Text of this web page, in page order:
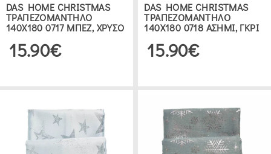
DAS HOME CHRISTMAS
ΤΡΑΠΕΖΟΜΑΝΤΗΛΟ
140Χ180 0717 ΜΠΕΖ, ΧΡΥΣΟ
15.90€
DAS HOME CHRISTMAS
ΤΡΑΠΕΖΟΜΑΝΤΗΛΟ
140Χ180 0718 ΑΣΗΜΙ, ΓΚΡΙ
15.90€